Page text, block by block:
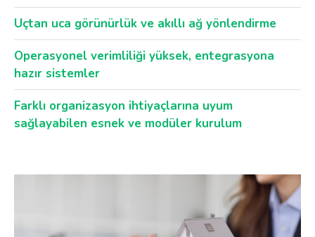
Uçtan uca görünürlük ve akıllı ağ yönlendirme
Operasyonel verimliliği yüksek, entegrasyona
hazır sistemler
Farklı organizasyon ihtiyaçlarına uyum
sağlayabilen esnek ve modüler kurulum